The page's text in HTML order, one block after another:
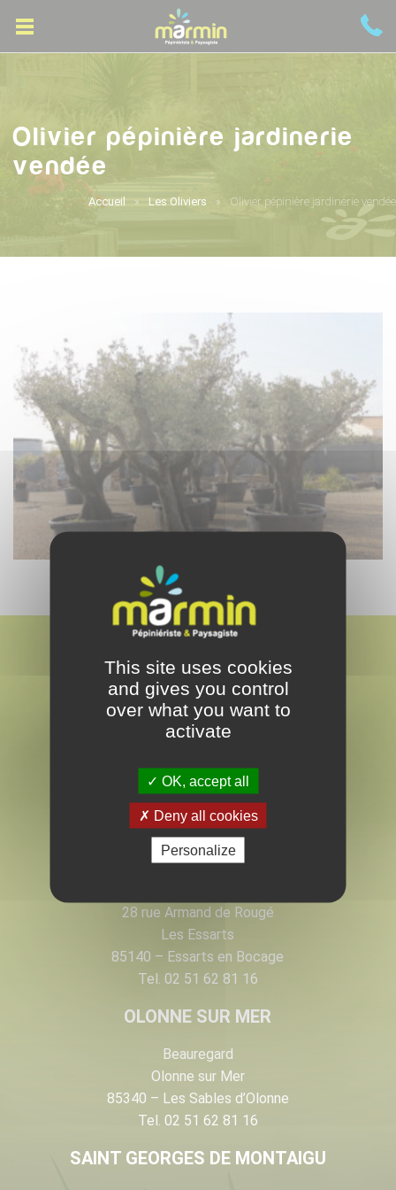
Olivier pépinière jardinerie
vendée
Accueil Les Oliviers Olivier pépinière jardinerie vendée
MARMIN
PAYSAGISTE & PEPINÉRISTE
EN VENDÉE
28 rue Armand de Rougé
Les Essarts
85140 – Essarts en Bocage
Tel. 02 51 62 81 16
OLONNE SUR MER
Beauregard
Olonne sur Mer
85340 – Les Sables d’Olonne
Tel. 02 51 62 81 16
SAINT GEORGES DE MONTAIGU
This site uses cookies
and gives you control
over what you want to
activate
OK, accept all
Deny all cookies
Personalize